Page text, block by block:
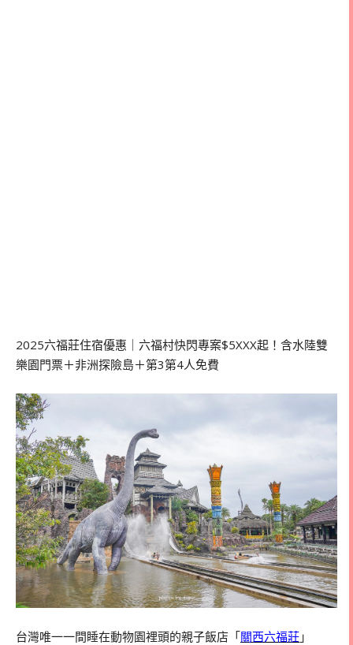
2025六福莊住宿優惠｜六福村快閃專案$5XXX起！含水陸雙
樂園門票＋非洲探險島＋第3第4人免費
台灣唯一一間睡在動物園裡頭的親子飯店「關西六福莊 」